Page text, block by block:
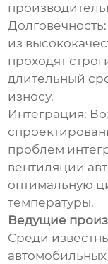
из
проходят
длительный
износу.
Интеграция:
проблем
вентиляции
оптимальную
температуры.
Ведущие
Среди